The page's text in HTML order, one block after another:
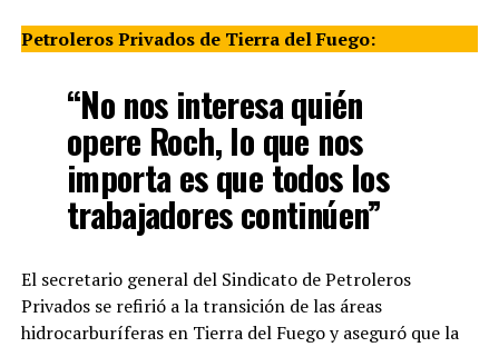
Petroleros Privados de Tierra del Fuego:
“No nos interesa quién
opere Roch, lo que nos
importa es que todos los
trabajadores continúen”
El secretario general del Sindicato de Petroleros
Privados se refirió a la transición de las áreas
hidrocarburíferas en Tierra del Fuego y aseguró que la